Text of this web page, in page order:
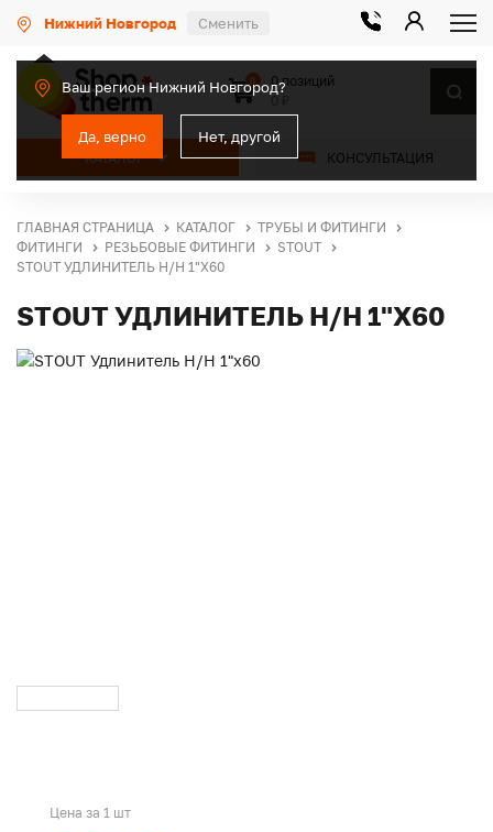
Нижний Новгород Сменить
Ваш регион Нижний Новгород?
Да, верно Нет, другой
КАТАЛОГ КОНСУЛЬТАЦИЯ
0
0 позиций
ГЛАВНАЯ СТРАНИЦА КАТАЛОГ
ТРУБЫ И ФИТИНГИ
ФИТИНГИ
РЕЗЬБОВЫЕ ФИТИНГИ
STOUT
STOUT УДЛИНИТЕЛЬ Н/Н 1"X60
STOUT УДЛИНИТЕЛЬ Н/Н 1"X60
Цена за 1 шт